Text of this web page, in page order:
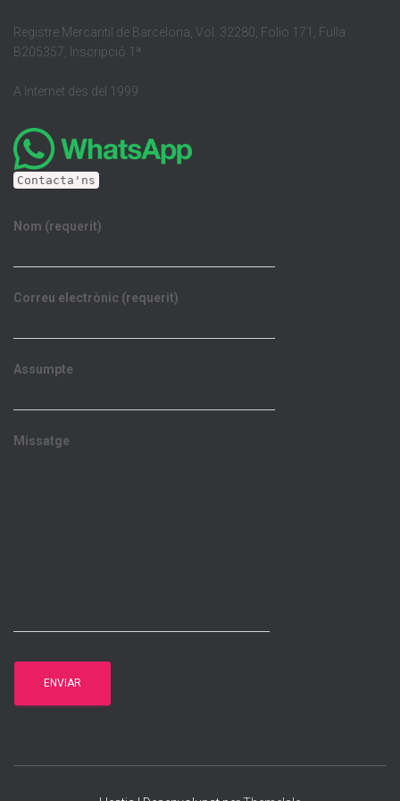
Registre Mercantil de Barcelona, Vol. 32280, Folio 171, Fulla
B205357, Inscripció 1ª
A Internet des del 1999
Contacta'ns
Nom (requerit)
Correu electrònic (requerit)
Assumpte
Missatge